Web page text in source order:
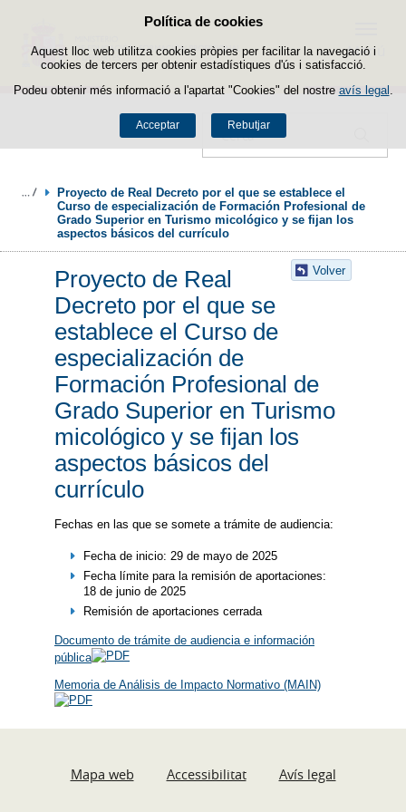
Política de cookies
Aquest lloc web utilitza cookies pròpies per facilitar la navegació i
cookies de tercers per obtenir estadístiques d'ús i satisfacció.
Podeu obtenir més informació a l'apartat "Cookies" del nostre avís legal
Acceptar Rebutjar
Passar al contingut
Cercador
Menú
Proyecto de Real Decreto por el que se establece el
Curso de especialización de Formación Profesional de
Grado Superior en Turismo micológico y se fijan los
aspectos básicos del currículo
Volver
Proyecto de Real
Decreto por el que se
establece el Curso de
especialización de
Formación Profesional de
Grado Superior en Turismo
micológico y se fijan los
aspectos básicos del
currículo
Fechas en las que se somete a trámite de audiencia:
Fecha de inicio: 29 de mayo de 2025
Fecha límite para la remisión de aportaciones:
18 de junio de 2025
Remisión de aportaciones cerrada
Documento de trámite de audiencia e información
pública
Memoria de Análisis de Impacto Normativo (MAIN)
Mapa web Accessibilitat Avís legal